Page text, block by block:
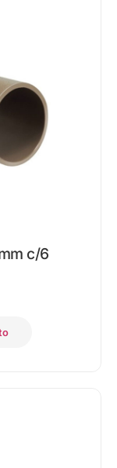
c/6